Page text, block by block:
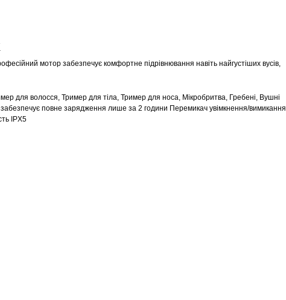
мотор забезпечує комфортне підрівнювання навіть найгустіших вусів,
для волосся, Тример для тіла, Тример для носа, Мікробритва, Гребені, Вушні
повне зарядження лише за 2 години Перемикач увімкнення/вимикання
IPX5